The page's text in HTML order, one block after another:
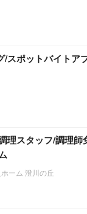
/スポットバイトア
理スタッフ/調理
ーム 澄川の丘